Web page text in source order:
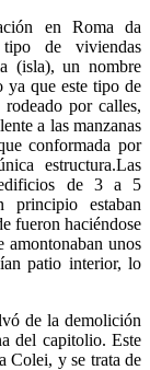
en Roma da
de viviendas
(isla), un nombre
ya que este tipo de
por calles,
a las manzanas
conformada por
estructura.Las
de 3 a 5
principio estaban
fueron haciéndose
unos
patio interior, lo
de la demolición
del capitolio. Este
Colei, y se trata de